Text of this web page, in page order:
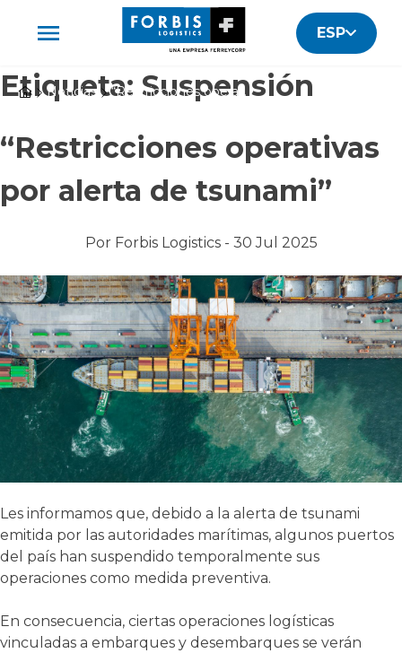
ESP
Etiqueta: Suspensión
Noticias “Restricciones operativas por alerta de tsunami”
“Restricciones operativas
por alerta de tsunami”
Por Forbis Logistics - 30 Jul 2025
Les informamos que, debido a la alerta de tsunami
emitida por las autoridades marítimas, algunos puertos
del país han suspendido temporalmente sus
operaciones como medida preventiva.
En consecuencia, ciertas operaciones logísticas
vinculadas a embarques y desembarques se verán